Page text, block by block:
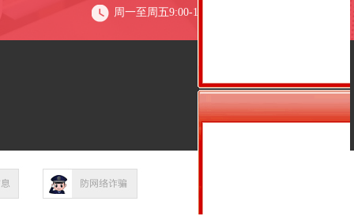
周一至周五9:00-18:00